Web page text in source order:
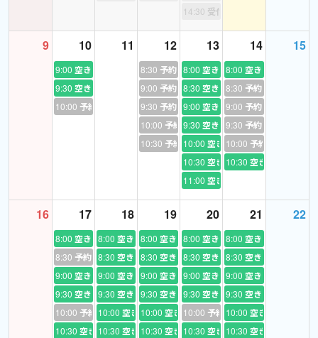
・初めてご予約いただく際は、現在の英語のレベル、英語を学ぶ
目的や目標としているレベル、希望するレッスン内容をお伝えく
・初回レッスンでは、簡単な自己紹介をお願いします。その後、
レベルやご希望に合わせてレッスンを体験いただき、最後に2回目
・たまには違う先生のレッスンを受けてみたいという方の単発レ
ッスンも大歓迎です！お気軽にご予約ください。
・レッスンは基本的に英語で進めますが、発話を促す際に日本語
の指示のほうが良い場合、文法や発音の説明などは日本語を用い
・なるべく皆さまのリクエストに応えられるよう予約枠は調整し
14:30 受付終了
9 10
9:00 空き
9:30 空き
10:00 予約あり
11 12
8:30 予約あり
9:00 予約あり
9:30 予約あり
10:00 予約あり
10:30 予約あり
13
8:00 空き
8:30 空き
9:00 空き
9:30 空き
10:00 空き
10:30 空き
11:00 空き
14
8:00 空き
8:30 予約あり
9:00 予約あり
9:30 予約あり
10:00 予約あり
10:30 空き
15
16 17
8:00 空き
8:30 予約あり
9:00 空き
9:30 空き
10:00 予約あり
10:30 空き
18
8:00 空き
8:30 空き
9:00 空き
9:30 空き
10:00 空き
10:30 空き
19
8:00 空き
8:30 空き
9:00 空き
9:30 空き
10:00 空き
10:30 空き
20
8:00 空き
8:30 空き
9:00 空き
9:30 空き
10:00 予約あり
10:30 空き
21
8:00 空き
8:30 空き
9:00 空き
9:30 空き
10:00 空き
10:30 空き
22